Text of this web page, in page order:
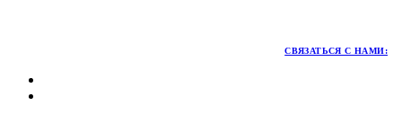
СВЯЗАТЬСЯ С НАМИ: